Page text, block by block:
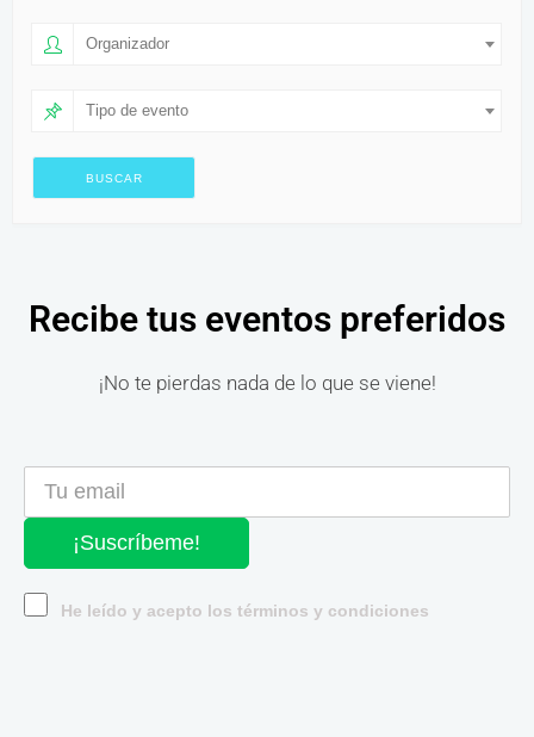
Organizador
Tipo de evento
Recibe tus eventos preferidos
¡No te pierdas nada de lo que se viene!
¡Suscríbeme!
He leído y acepto los términos y condiciones